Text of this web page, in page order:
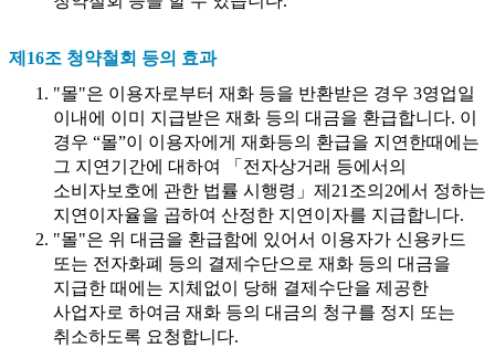
제16조 청약철회 등의 효과
"몰"은 이용자로부터 재화 등을 반환받은 경우 3영업일
이내에 이미 지급받은 재화 등의 대금을 환급합니다. 이
경우 “몰”이 이용자에게 재화등의 환급을 지연한때에는
그 지연기간에 대하여 「전자상거래 등에서의
소비자보호에 관한 법률 시행령」제21조의2에서 정하는
지연이자율을 곱하여 산정한 지연이자를 지급합니다.
"몰"은 위 대금을 환급함에 있어서 이용자가 신용카드
또는 전자화폐 등의 결제수단으로 재화 등의 대금을
지급한 때에는 지체없이 당해 결제수단을 제공한
사업자로 하여금 재화 등의 대금의 청구를 정지 또는
취소하도록 요청합니다.